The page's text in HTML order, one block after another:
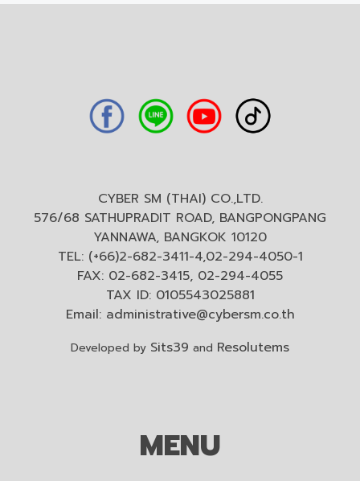
CYBER SM (THAI) CO.,LTD.
576/68 SATHUPRADIT ROAD, BANGPONGPANG
YANNAWA, BANGKOK 10120
TEL: (+66)2-682-3411-4,02-294-4050-1
FAX: 02-682-3415, 02-294-4055
TAX ID: 0105543025881
Email: administrative@cybersm.co.th
Developed by Sits39 and Resolutems
MENU